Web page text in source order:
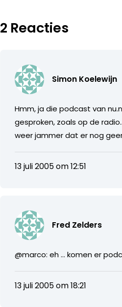
2 Reacties
Simon Koelewijn
Hmm, ja die podcast van
gesproken, zoals op de
weer jammer dat er nog
13 juli 2005 om 12:51
Fred Zelders
@marco: eh … komen er
13 juli 2005 om 18:21